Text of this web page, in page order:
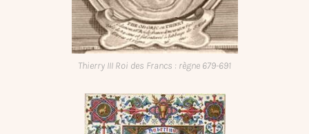
Thierry III Roi des Francs : règne 679-691